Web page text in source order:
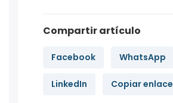
Compartir artículo
Facebook WhatsApp
LinkedIn Copiar enlace